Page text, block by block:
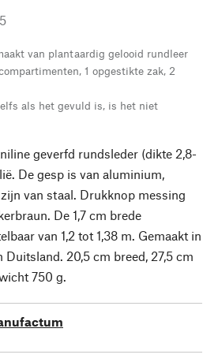
van plantaardig gelooid rundleer
1 opgestikte zak, 2
als het gevuld is, is het niet
geverfd rundsleder (dikte 2,8-
De gesp is van aluminium,
van staal. Drukknop messing
De 1,7 cm brede
van 1,2 tot 1,38 m. Gemaakt in
20,5 cm breed, 27,5 cm
750 g.